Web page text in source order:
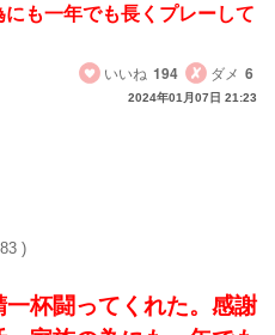
も一年でも長くプレーして
いいね 194 ダメ 6
2024年01月07日 21:23
)
杯闘ってくれた。感謝